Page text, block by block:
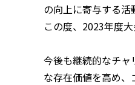
の向上に寄与する活
この度、2023年度
今後も継続的なチ
な存在価値を高め、